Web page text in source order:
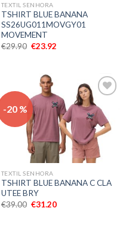
TEXTIL SENHORA
TSHIRT BLUE BANANA
SS26UG011MOVGY01
MOVEMENT
€29.90 €23.92
-20 %
Adicionar
aos meus
desejos
TEXTIL SENHORA
TSHIRT BLUE BANANA C CLA
UTEE BRY
€39.00 €31.20